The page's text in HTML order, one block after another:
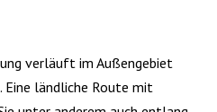
verläuft im Außengebiet
Eine ländliche Route mit